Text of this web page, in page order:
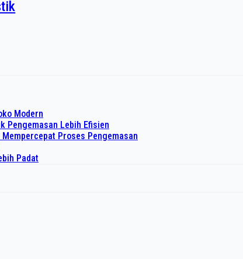
Modern
Pengemasan Lebih Efisien
Proses Pengemasan
Padat